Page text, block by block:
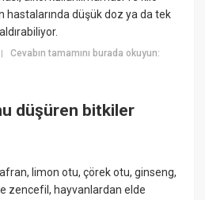
hastalarında düşük doz ya da tek
Cevabın tamamını burada okuyun:
düşüren bitkiler
limon otu, çörek otu, ginseng,
zencefil, hayvanlardan elde